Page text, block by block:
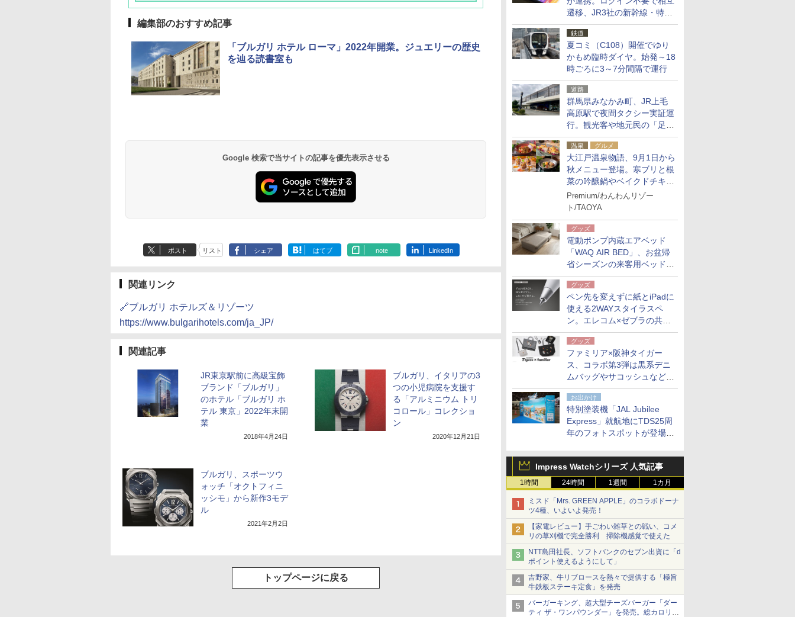
遷移、JR3社の新幹線・特急
予約をアプリで一括確認
鉄道
夏コミ（C108）開催でゆり
かもめ臨時ダイヤ。始発～18
時ごろに3～7分間隔で運行
道路
群馬県みなかみ町、JR上毛
高原駅で夜間タクシー実証運
行。観光客や地元民の「足が
ない」課題解消へ、木金土に
2台体制
温泉 グルメ
大江戸温泉物語、9月1日から
秋メニュー登場。寒ブリと根
菜の吟醸鍋やベイクドチキ
ン、ショコラ＆栗スイーツも
食べ放題に
Premium/わんわんリゾー
ト/TAOYA
グッズ
電動ポンプ内蔵エアベッド
「WAQ AIR BED」、お盆帰
省シーズンの来客用ベッドに
も。使用後は収納バッグでコ
ンパクトに保管
グッズ
ペン先を変えずに紙とiPadに
使える2WAYスタイラスペ
ン。エレコム×ゼブラの共同
開発
グッズ
ファミリア×阪神タイガー
ス、コラボ第3弾は黒系デニ
ムバッグやサコッシュなど6
点。8月21日オンラインスト
アで発売
お出かけ
特別塗装機「JAL Jubilee
Express」就航地にTDS25周
年のフォトスポットが登場。
Impress Watchシリーズ 人気記事
1時間 24時間 1週間 1カ月
ミスド「Mrs. GREEN APPLE」のコラボドーナ
ツ4種、いよいよ発売！
【家電レビュー】手ごわい雑草との戦い、コメ
リの草刈機で完全勝利 掃除機感覚で使えた
NTT島田社長、ソフトバンクのセブン出資に「d
ポイント使えるようにして」
吉野家、牛リブロースを熱々で提供する「極旨
牛鉄板ステーキ定食」を発売
バーガーキング、超大型チーズバーガー「ダー
ティ ザ・ワンパウンダー」を発売。総カロリー
10,450円～
19,541円～
7,950円～
5,758円～
編集部のおすすめ記事
「ブルガリ ホテル ローマ」2022年開業。ジュエリーの歴史
を辿る読書室も
Google 検索で当サイトの記事を優先表示させる
ポスト リスト シェア はてブ note LinkedIn
関連リンク
🔗ブルガリ ホテルズ＆リゾーツ
https://www.bulgarihotels.com/ja_JP/
関連記事
JR東京駅前に高級宝飾
ブランド「ブルガリ」
のホテル「ブルガリ ホ
テル 東京」2022年末開
業
2018年4月24日
ブルガリ、イタリアの3
つの小児病院を支援す
る「アルミニウム トリ
コロール」コレクショ
ン
2020年12月21日
ブルガリ、スポーツウ
ォッチ「オクトフィニ
ッシモ」から新作3モデ
ル
2021年2月2日
トップページに戻る